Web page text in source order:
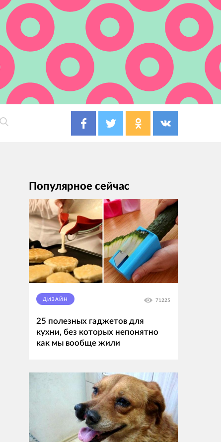
Популярное сейчас
ДИЗАЙН 71225
25 полезных гаджетов для
кухни, без которых непонятно
как мы вообще жили